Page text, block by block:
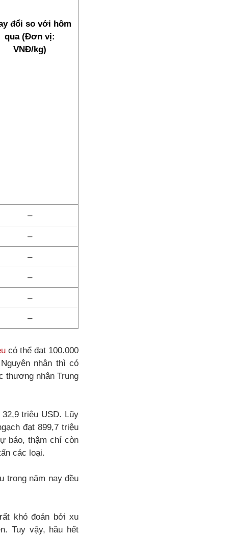
đổi so với hôm
qua (Đơn vị:
VNĐ/kg)
–
–
–
–
–
–
có thể đạt 100.000
nhân thì có
thương nhân Trung
triệu USD. Lũy
đạt 899,7 triệu
báo, thậm chí còn
các loại.
trong năm nay đều
khó đoán bởi xu
Tuy vậy, hầu hết